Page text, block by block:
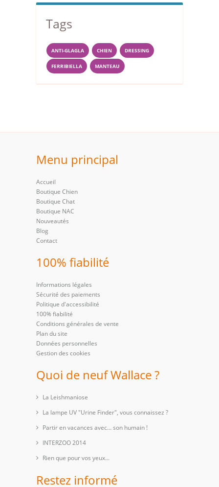
Tags
ANTI-GLAGLA CHIEN DRESSING
FERRIBIELLA MANTEAU
Menu principal
Accueil
Boutique Chien
Boutique Chat
Boutique NAC
Nouveautés
Blog
Contact
100% fiabilité
Informations légales
Sécurité des paiements
Politique d'accessibilité
100% fiabilité
Conditions générales de vente
Plan du site
Données personnelles
Gestion des cookies
Quoi de neuf Wallace ?
La Leishmaniose
La lampe UV "Urine Finder", vous connaissez ?
Partir en vacances avec… son humain !
INTERZOO 2014
Rien que pour vos yeux...
Restez informé